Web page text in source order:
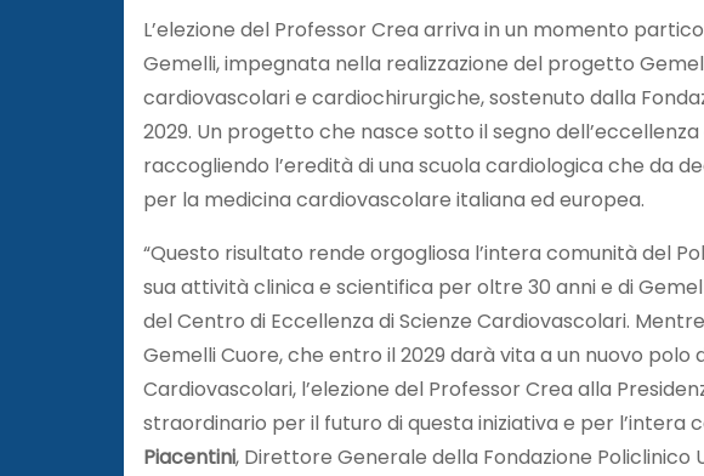
L’elezione del Professor Crea arriva in un momento
Gemelli, impegnata nella realizzazione del progetto
cardiovascolari e cardiochirurgiche, sostenuto dalla
2029. Un progetto che nasce sotto il segno
raccogliendo l’eredità di una scuola cardiologica che da
per la medicina cardiovascolare italiana ed europea.
“Questo risultato rende orgogliosa l’intera comunità del
sua attività clinica e scientifica per oltre 30 anni e di
del Centro di Eccellenza di Scienze Cardiovascolari.
Gemelli Cuore, che entro il 2029 darà vita a un nuovo polo
Cardiovascolari, l’elezione del Professor Crea alla
straordinario per il futuro di questa iniziativa e per l’intera
Piacentini, Direttore Generale della Fondazione Policlinico